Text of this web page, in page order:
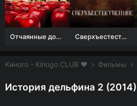
Отчаянные домохозяйки (1 сезон) Сверхъестественное
Киного - Kinogo.CLUB ❤️ Фильмы
История дельфина 2 (2014)